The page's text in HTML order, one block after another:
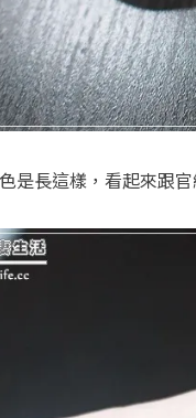
是長這樣，看起來跟